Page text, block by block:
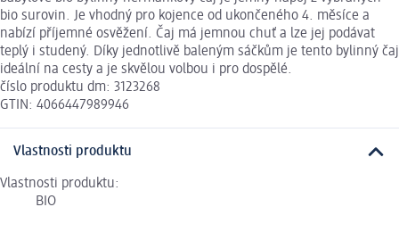
bio surovin. Je vhodný pro kojence od ukončeného 4. měsíce a
nabízí příjemné osvěžení. Čaj má jemnou chuť a lze jej podávat
teplý i studený. Díky jednotlivě baleným sáčkům je tento bylinný čaj
ideální na cesty a je skvělou volbou i pro dospělé.
číslo produktu dm: 3123268
GTIN: 4066447989946
Vlastnosti produktu
Vlastnosti produktu:
BIO